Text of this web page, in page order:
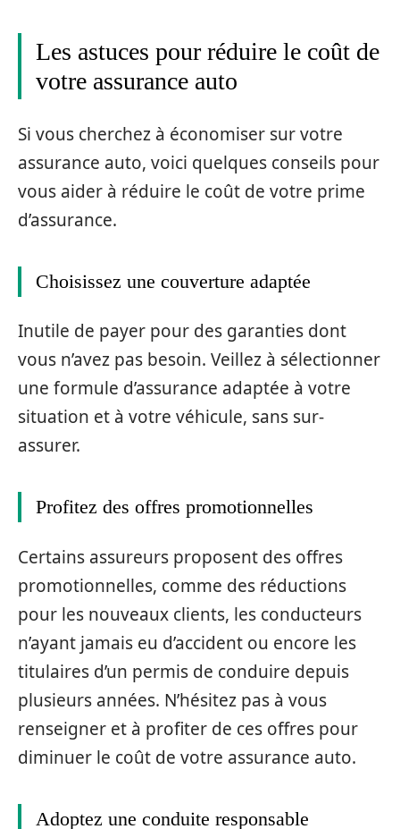
Les astuces pour réduire le coût de
votre assurance auto
Si vous cherchez à économiser sur votre
assurance auto, voici quelques conseils pour
vous aider à réduire le coût de votre prime
d’assurance.
Choisissez une couverture adaptée
Inutile de payer pour des garanties dont
vous n’avez pas besoin. Veillez à sélectionner
une formule d’assurance adaptée à votre
situation et à votre véhicule, sans sur-
assurer.
Profitez des offres promotionnelles
Certains assureurs proposent des offres
promotionnelles, comme des réductions
pour les nouveaux clients, les conducteurs
n’ayant jamais eu d’accident ou encore les
titulaires d’un permis de conduire depuis
plusieurs années. N’hésitez pas à vous
renseigner et à profiter de ces offres pour
diminuer le coût de votre assurance auto.
Adoptez une conduite responsable